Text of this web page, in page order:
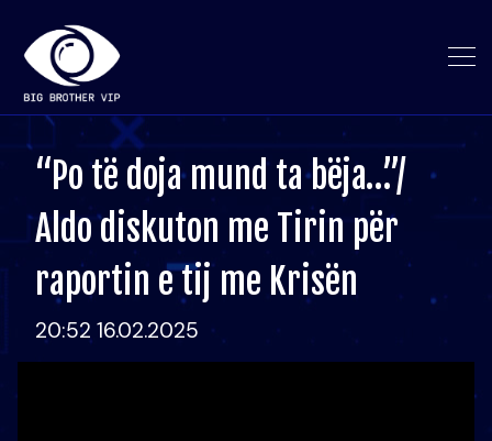
“Po të doja mund ta bëja…”/
Aldo diskuton me Tirin për
raportin e tij me Krisën
20:52 16.02.2025